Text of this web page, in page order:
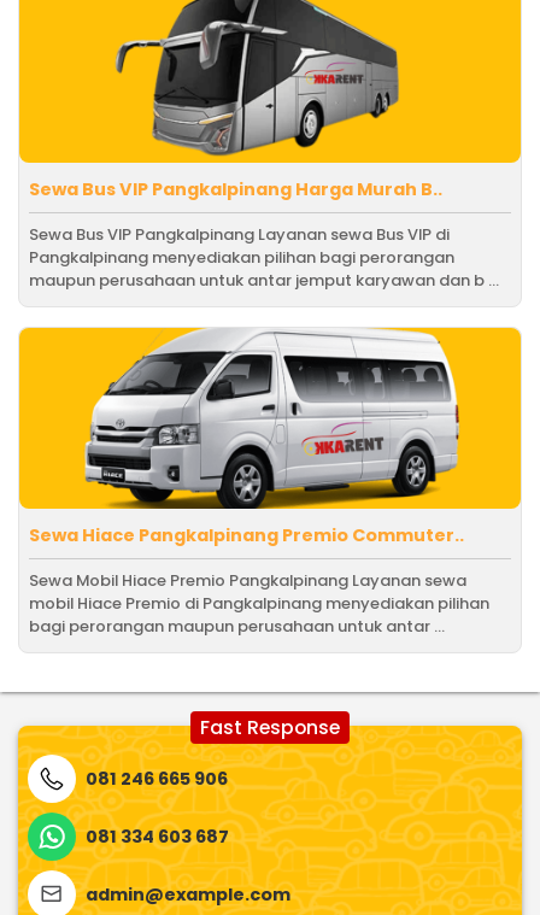
Sewa Bus VIP Pangkalpinang Harga Murah B..
Sewa Bus VIP Pangkalpinang Layanan sewa Bus VIP di
Pangkalpinang menyediakan pilihan bagi perorangan
maupun perusahaan untuk antar jemput karyawan dan b ...
Sewa Hiace Pangkalpinang Premio Commuter..
Sewa Mobil Hiace Premio Pangkalpinang Layanan sewa
mobil Hiace Premio di Pangkalpinang menyediakan pilihan
bagi perorangan maupun perusahaan untuk antar ...
Fast Response
081 246 665 906
081 334 603 687
admin@example.com